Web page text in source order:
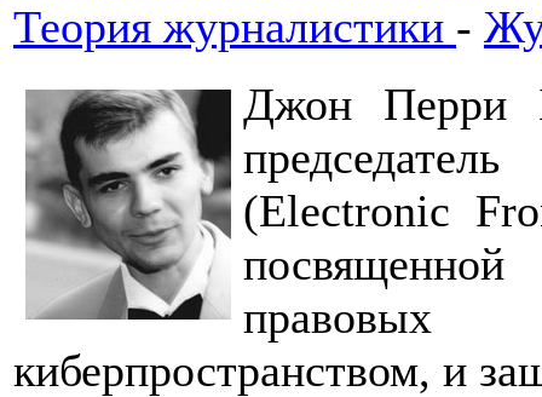
Теория журналистики -
Джон Перри
(Electronic
правовых
киберпространством, и